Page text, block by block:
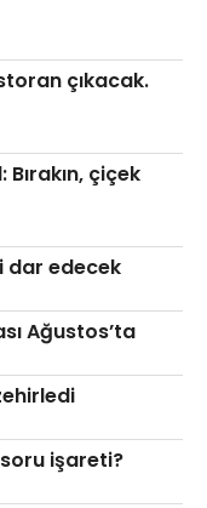
çıkacak.
çiçek
dar edecek
Ağustos’ta
soru işareti?